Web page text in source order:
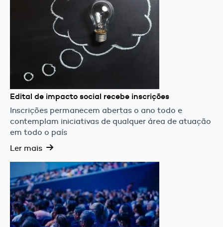
Edital de impacto social recebe inscrições
Inscrições permanecem abertas o ano todo e
contemplam iniciativas de qualquer área de atuação
em todo o país
Ler mais